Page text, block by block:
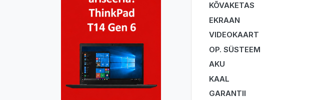
KÕVAKETAS
EKRAAN
VIDEOKAART
OP. SÜSTEEM
AKU
KAAL
GARANTII